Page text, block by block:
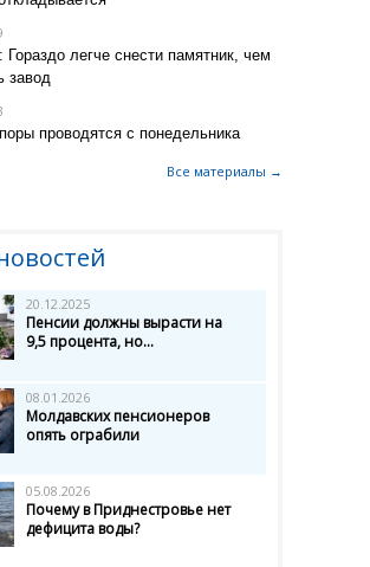
легче снести памятник, чем
завод
проводятся с понедельника
Все материалы →
20.12.2025
Пенсии должны вырасти на
9,5 процента, но...
08.01.2026
Молдавских пенсионеров
опять ограбили
05.08.2026
Почему в Приднестровье нет
дефицита воды?